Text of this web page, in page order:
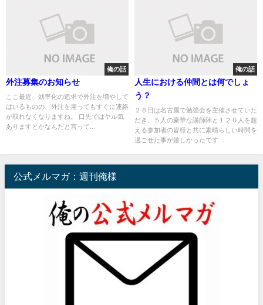
俺の話
外注募集のお知らせ
ここ最近、効率化の追求で外注を増やして
はいるものの、外注を雇ってもすぐに連絡
が取れなくなりますね。 口先ではヤル気
ありますとかなんだと言って...
俺の話
人生における仲間とは何でしょ
う？
２６日は名古屋で勉強会を主催させていた
だき、５人の豪華な講師陣と１２０人を超
える参加者の皆様と共に素晴らしい時間を
過ごせた事が嬉しかったです...
公式メルマガ：週刊俺様